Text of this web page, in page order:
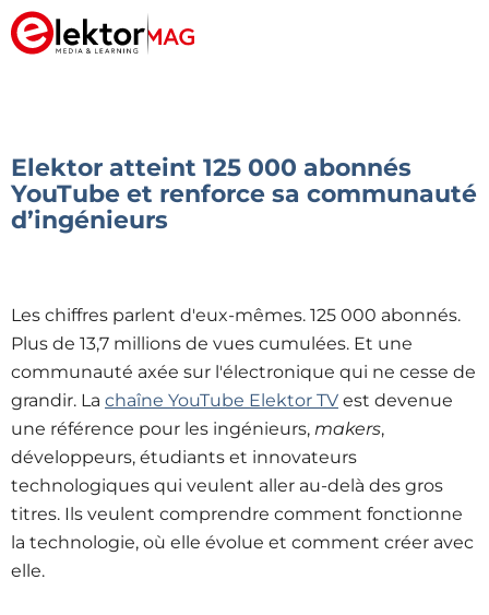
Elektor atteint 125 000 abonnés
YouTube et renforce sa communauté
d’ingénieurs
Les chiffres parlent d'eux-mêmes. 125 000 abonnés.
Plus de 13,7 millions de vues cumulées. Et une
communauté axée sur l'électronique qui ne cesse de
grandir. La chaîne YouTube Elektor TV est devenue
une référence pour les ingénieurs, makers,
développeurs, étudiants et innovateurs
technologiques qui veulent aller au-delà des gros
titres. Ils veulent comprendre comment fonctionne
la technologie, où elle évolue et comment créer avec
elle.